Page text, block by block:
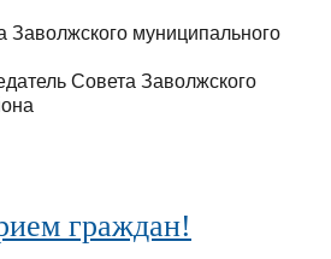
муниципального
Совета Заволжского
граждан!